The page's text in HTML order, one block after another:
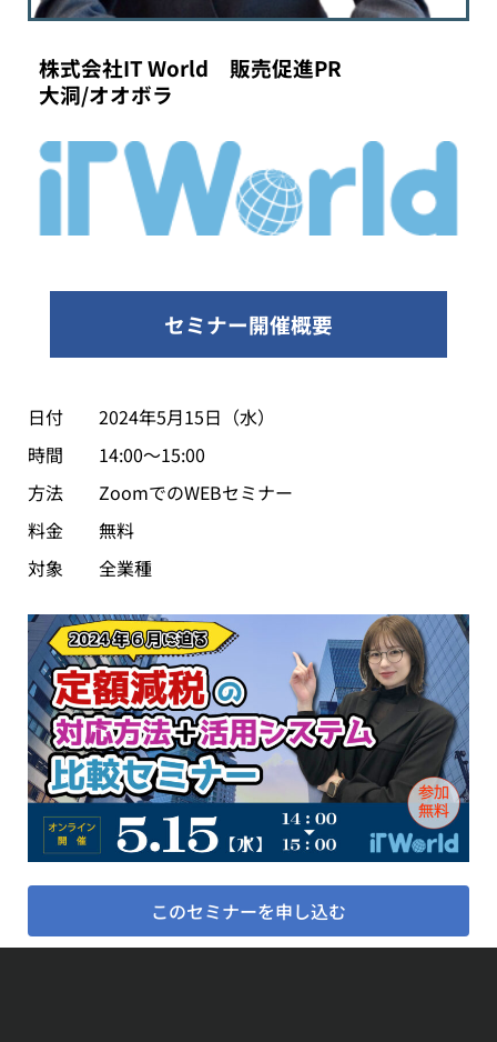
株式会社IT World 販売促進PR
大洞/オオボラ
セミナー開催概要
日付 2024年5月15日（水）
時間 14:00～15:00
方法 ZoomでのWEBセミナー
料金 無料
対象 全業種
このセミナーを申し込む